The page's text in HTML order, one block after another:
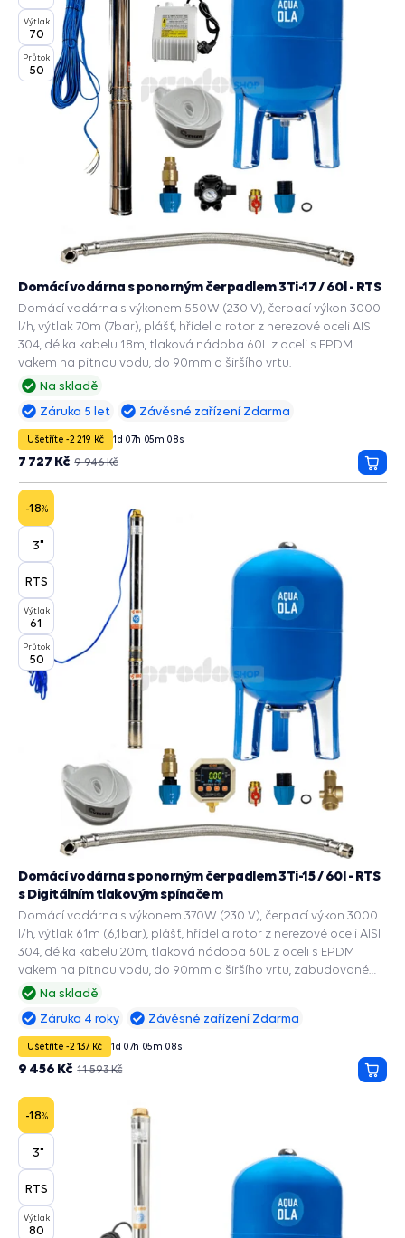
Výtlak
70
Průtok
50
Na skladě
Domácí vodárna s ponorným čerpadlem 3Ti-17 / 60l - RTS
Domácí vodárna s výkonem 550W (230 V), čerpací výkon 3000
l/h, výtlak 70m (7bar), plášť, hřídel a rotor z nerezové oceli AISI
304, délka kabelu 18m, tlaková nádoba 60L z oceli s EPDM
vakem na pitnou vodu, do 90mm a širšího vrtu.
Záruka 5 let Závěsné zařízení Zdarma
Ušetříte -2 219 Kč 1d 07h 05m 07s
9 946 Kč
7 727 Kč
do
-18%
3"
RTS
Výtlak
61
Průtok
50
Na skladě
Domácí vodárna s ponorným čerpadlem 3Ti-15 / 60l - RTS
s Digitálním tlakovým spínačem
Domácí vodárna s výkonem 370W (230 V), čerpací výkon 3000
l/h, výtlak 61m (6,1bar), plášť, hřídel a rotor z nerezové oceli AISI
304, délka kabelu 20m, tlaková nádoba 60L z oceli s EPDM
vakem na pitnou vodu, do 90mm a širšího vrtu, zabudované
příslušenství a ochranné funkce: PRESS CONTROL na čerpadla,
sucho, Ochrana proti přetížení, Ochrana proti vodnímu rázu.
Záruka 4 roky Závěsné zařízení Zdarma
Ušetříte -2 137 Kč 1d 07h 05m 07s
11 593 Kč
9 456 Kč
do
-18%
3"
RTS
Výtlak
80